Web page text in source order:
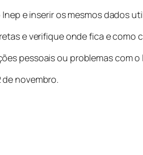
e inserir os mesmos dados
e verifique onde fica e como
pessoais ou problemas com
de novembro.